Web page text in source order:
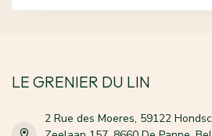
LE GRENIER DU LIN
2 Rue des Moeres, 59122